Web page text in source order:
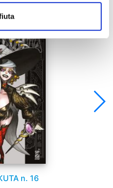
prova anche:
n. 16